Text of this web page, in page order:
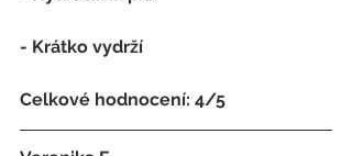
- Krátko vydrží
Celkové hodnocení: 4/5